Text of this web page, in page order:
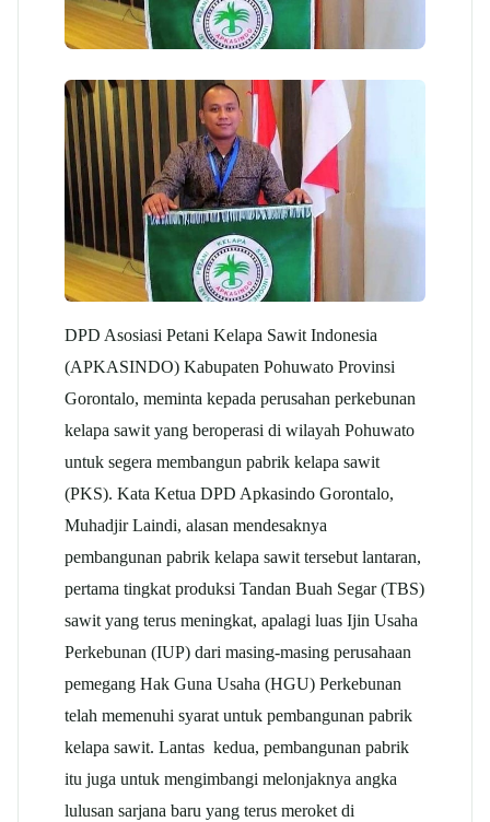
DPD Asosiasi Petani Kelapa Sawit Indonesia
(APKASINDO) Kabupaten Pohuwato Provinsi
Gorontalo, meminta kepada perusahan perkebunan
kelapa sawit yang beroperasi di wilayah Pohuwato
untuk segera membangun pabrik kelapa sawit
(PKS). Kata Ketua DPD Apkasindo Gorontalo,
Muhadjir Laindi, alasan mendesaknya
pembangunan pabrik kelapa sawit tersebut lantaran,
pertama tingkat produksi Tandan Buah Segar (TBS)
sawit yang terus meningkat, apalagi luas Ijin Usaha
Perkebunan (IUP) dari masing-masing perusahaan
pemegang Hak Guna Usaha (HGU) Perkebunan
telah memenuhi syarat untuk pembangunan pabrik
kelapa sawit. Lantas kedua, pembangunan pabrik
itu juga untuk mengimbangi melonjaknya angka
lulusan sarjana baru yang terus meroket di